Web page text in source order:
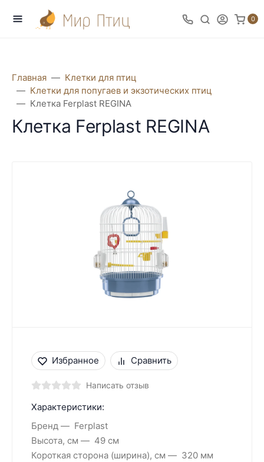
0
Главная
Клетки для птиц
Клетки для попугаев и экзотических птиц
Клетка Ferplast REGINA
Клетка Ferplast REGINA
Избранное Сравнить
Написать отзыв
Характеристики:
Бренд
Ferplast
Высота, см
49 см
Короткая сторона (ширина), см
320 мм